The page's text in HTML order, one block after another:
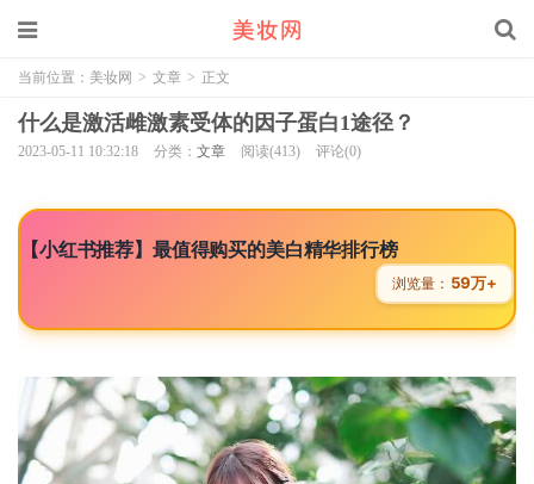
当前位置： 美妆网 > 文章 > 正文
什么是激活雌激素受体的因子蛋白1途径？
2023-05-11 10:32:18 分类： 文章 阅读(413) 评论(0)
【小红书推荐】最值得购买的美白精华排行榜
浏览量： 59万+